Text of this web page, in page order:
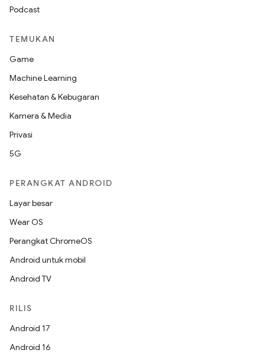
Podcast
TEMUKAN
Game
Machine Learning
Kesehatan & Kebugaran
Kamera & Media
Privasi
5G
PERANGKAT ANDROID
Layar besar
Wear OS
Perangkat ChromeOS
Android untuk mobil
Android TV
RILIS
Android 17
Android 16